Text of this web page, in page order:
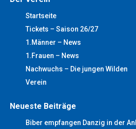
Startseite
Tickets – Saison 26/27
1.Männer – News
1.Frauen – News
Nachwuchs – Die jungen Wilden
Verein
Neueste Beiträge
Biber empfangen Danzig in der